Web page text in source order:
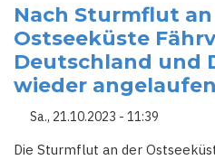
TURMFLUT: F
LENSBURG E
RLEBTE E
IN J
AHRHUNDERT-
OCHWASSER
Nach Sturmflut
Ostseeküste
Deutschland und
wieder angelaufen
Sa., 21.10.2023 - 11:39
Die Sturmflut an der